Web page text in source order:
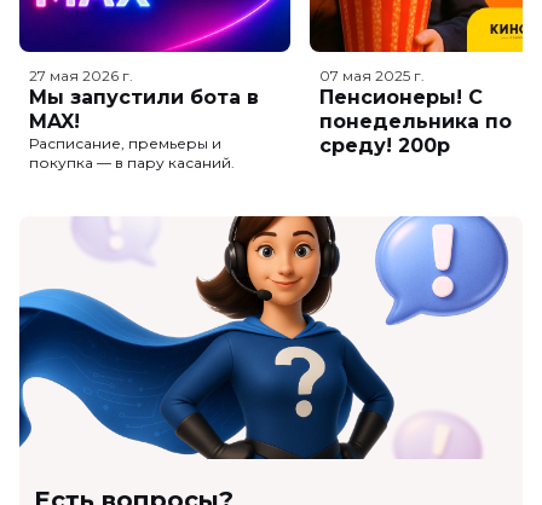
27 мая 2026 г.
Мы запустили бота в
MAX!
Расписание, премьеры и
покупка — в пару касаний.
07 мая 2025 г.
Пенсионеры! С
понедельника по
среду! 200р